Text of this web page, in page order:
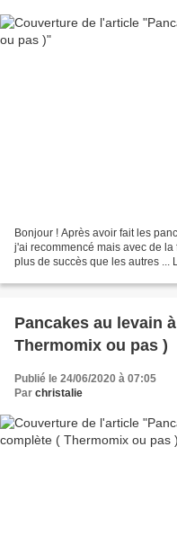
Bonjour ! Après avoir fait les
j'ai recommencé mais avec de
plus de succès que les autres ...
Pancakes au levain
Thermomix ou pas )
Publié le 24/06/2020 à 07:05
Par christalie